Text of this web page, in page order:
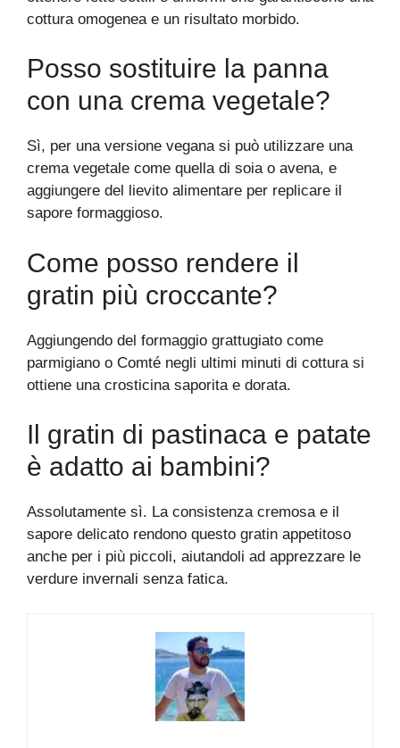
cottura omogenea e un risultato morbido.
Posso sostituire la panna
con una crema vegetale?
Sì, per una versione vegana si può utilizzare una
crema vegetale come quella di soia o avena, e
aggiungere del lievito alimentare per replicare il
sapore formaggioso.
Come posso rendere il
gratin più croccante?
Aggiungendo del formaggio grattugiato come
parmigiano o Comté negli ultimi minuti di cottura si
ottiene una crosticina saporita e dorata.
Il gratin di pastinaca e patate
è adatto ai bambini?
Assolutamente sì. La consistenza cremosa e il
sapore delicato rendono questo gratin appetitoso
anche per i più piccoli, aiutandoli ad apprezzare le
verdure invernali senza fatica.